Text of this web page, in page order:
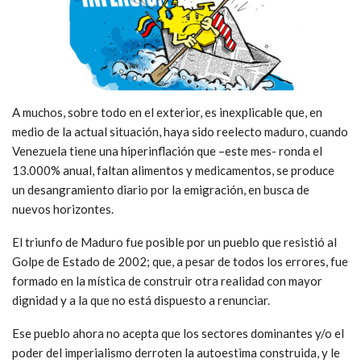
A muchos, sobre todo en el exterior, es inexplicable que, en
medio de la actual situación, haya sido reelecto maduro, cuando
Venezuela tiene una hiperinflación que –este mes- ronda el
13.000% anual, faltan alimentos y medicamentos, se produce
un desangramiento diario por la emigración, en busca de
nuevos horizontes.
El triunfo de Maduro fue posible por un pueblo que resistió al
Golpe de Estado de 2002; que, a pesar de todos los errores, fue
formado en la mística de construir otra realidad con mayor
dignidad y a la que no está dispuesto a renunciar.
Ese pueblo ahora no acepta que los sectores dominantes y/o el
poder del imperialismo derroten la autoestima construida, y le